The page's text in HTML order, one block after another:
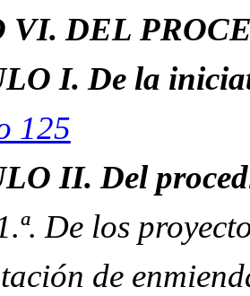
VI. DEL
I. De la
125
II. Del
De los
de